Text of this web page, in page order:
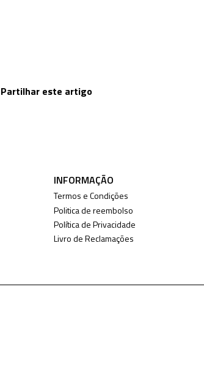
Partilhar este artigo
INFORMAÇÃO
Termos e Condições
Politica de reembolso
Política de Privacidade
Livro de Reclamações